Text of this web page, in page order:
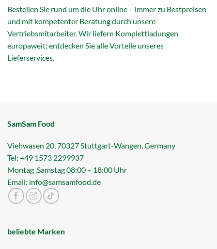
Bestellen Sie rund um die Uhr online – immer zu Bestpreisen
und mit kompetenter Beratung durch unsere
Vertriebsmitarbeiter. Wir liefern Komplettladungen
europaweit; entdecken Sie alle Vorteile unseres
Lieferservices.
SamSam Food
Viehwasen 20, 70327 Stuttgart-Wangen, Germany
Tel: +49 1573 2299937
Montag .Samstag 08:00 – 18:00 Uhr
Email: info@samsamfood.de
beliebte Marken